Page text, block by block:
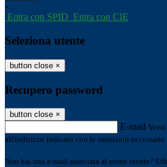
-
Entra con SPID Entra con CIE
Seleziona utente
button close ×
Recupero password
button close ×
E-mail
all'indirizzo indicato con le istruzioni necessarie.
Non hai una e-mail associata al nome utente?